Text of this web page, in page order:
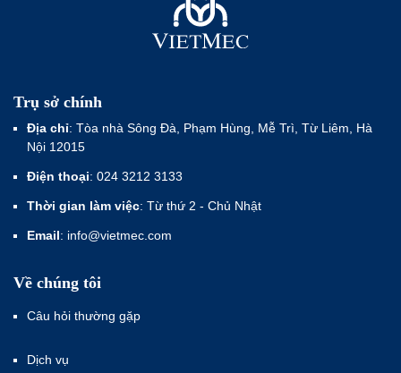
Trụ sở chính
Địa chỉ: Tòa nhà Sông Đà, Phạm Hùng, Mễ Trì, Từ Liêm, Hà
Nội 12015
Điện thoại: 024 3212 3133
Thời gian làm việc: Từ thứ 2 - Chủ Nhật
Email: info@vietmec.com
Về chúng tôi
Câu hỏi thường gặp
Dịch vụ